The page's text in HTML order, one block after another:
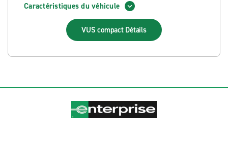
Caractéristiques du véhicule
VUS compact Détails